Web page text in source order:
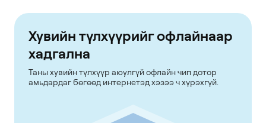
Хувийн түлхүүрийг офлайнаар
хадгална
Таны хувийн түлхүүр аюулгүй офлайн чип дотор
амьдардаг бөгөөд интернетэд хэзээ ч хүрэхгүй.